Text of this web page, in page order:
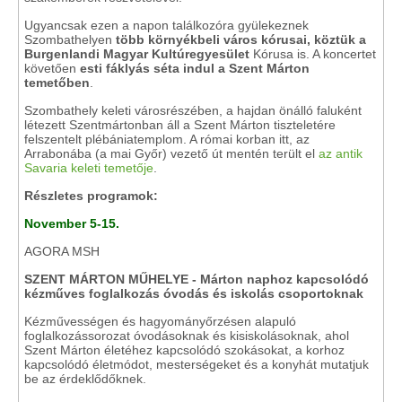
Ugyancsak ezen a napon találkozóra gyülekeznek
Szombathelyen több környékbeli város kórusai, köztük a
Burgenlandi Magyar Kultúregyesület Kórusa is. A koncertet
követően esti fáklyás séta indul a Szent Márton
temetőben
Szombathely keleti városrészében, a hajdan önálló faluként
létezett Szentmártonban áll a Szent Márton tiszteletére
felszentelt plébániatemplom. A római korban itt, az
Arrabonába (a mai Győr) vezető út mentén terült el az antik
Savaria keleti temetője
Részletes programok:
November 5-15.
AGORA MSH
SZENT MÁRTON MŰHELYE - Márton naphoz kapcsolódó
kézműves foglalkozás óvodás és iskolás csoportoknak
Kézművességen és hagyományőrzésen alapuló
foglalkozássorozat óvodásoknak és kisiskolásoknak, ahol
Szent Márton életéhez kapcsolódó szokásokat, a korhoz
kapcsolódó életmódot, mesterségeket és a konyhát mutatjuk
be az érdeklődőknek.